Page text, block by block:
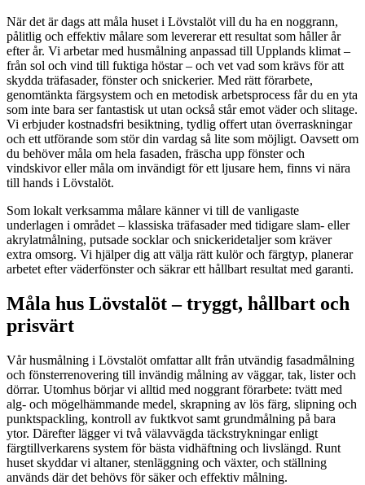
När det är dags att måla huset i Lövstalöt vill du ha en noggrann,
pålitlig och effektiv målare som levererar ett resultat som håller år
efter år. Vi arbetar med husmålning anpassad till Upplands klimat –
från sol och vind till fuktiga höstar – och vet vad som krävs för att
skydda träfasader, fönster och snickerier. Med rätt förarbete,
genomtänkta färgsystem och en metodisk arbetsprocess får du en yta
som inte bara ser fantastisk ut utan också står emot väder och slitage.
Vi erbjuder kostnadsfri besiktning, tydlig offert utan överraskningar
och ett utförande som stör din vardag så lite som möjligt. Oavsett om
du behöver måla om hela fasaden, fräscha upp fönster och
vindskivor eller måla om invändigt för ett ljusare hem, finns vi nära
till hands i Lövstalöt.
Som lokalt verksamma målare känner vi till de vanligaste
underlagen i området – klassiska träfasader med tidigare slam- eller
akrylatmålning, putsade socklar och snickeridetaljer som kräver
extra omsorg. Vi hjälper dig att välja rätt kulör och färgtyp, planerar
arbetet efter väderfönster och säkrar ett hållbart resultat med garanti.
Måla hus Lövstalöt – tryggt, hållbart och
prisvärt
Vår husmålning i Lövstalöt omfattar allt från utvändig fasadmålning
och fönsterrenovering till invändig målning av väggar, tak, lister och
dörrar. Utomhus börjar vi alltid med noggrant förarbete: tvätt med
alg- och mögelhämmande medel, skrapning av lös färg, slipning och
punktspackling, kontroll av fuktkvot samt grundmålning på bara
ytor. Därefter lägger vi två välavvägda täckstrykningar enligt
färgtillverkarens system för bästa vidhäftning och livslängd. Runt
huset skyddar vi altaner, stenläggning och växter, och ställning
används där det behövs för säker och effektiv målning.